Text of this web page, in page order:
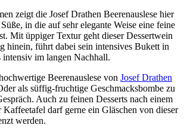
zeigt die Josef Drathen Beerenauslese hier
in die auf sehr elegante Weise eine feine
Mit üppiger Textur geht dieser Dessertwein
hinein, führt dabei sein intensives Bukett in
intensiv im langen Nachhall.
Beerenauslese von Josef Drathen
als süffig-fruchtige Geschmacksbombe zu
Auch zu feinen Desserts nach einem
Kaffeetafel darf gerne ein Gläschen von dieser
werden.